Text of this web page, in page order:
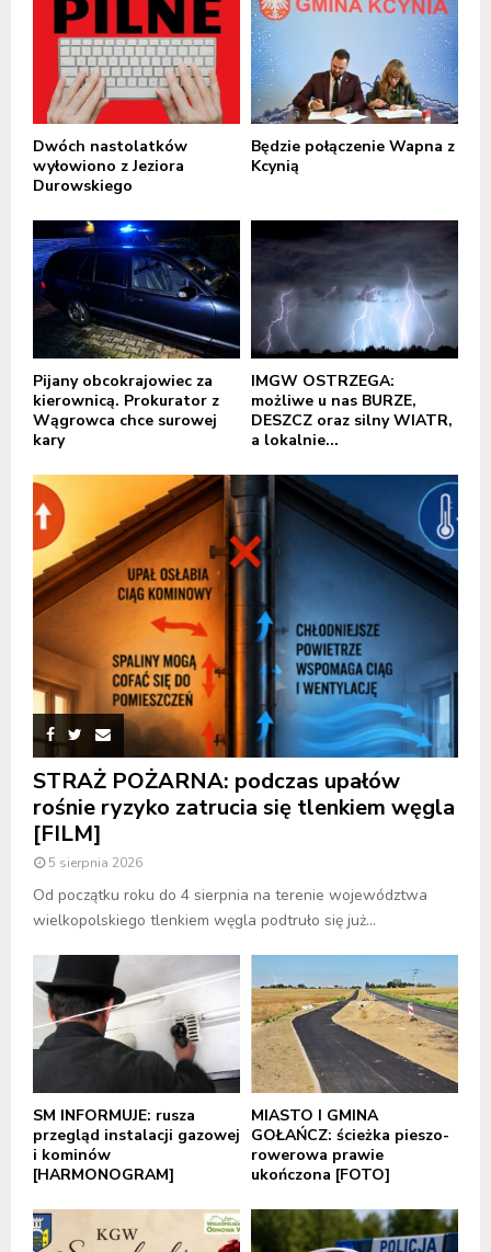
Dwóch nastolatków
wyłowiono z Jeziora
Durowskiego
Będzie połączenie Wapna z
Kcynią
Pijany obcokrajowiec za
kierownicą. Prokurator z
Wągrowca chce surowej
kary
IMGW OSTRZEGA:
możliwe u nas BURZE,
DESZCZ oraz silny WIATR,
a lokalnie...
STRAŻ POŻARNA: podczas upałów
rośnie ryzyko zatrucia się tlenkiem węgla
[FILM]
5 sierpnia 2026
Od początku roku do 4 sierpnia na terenie województwa
wielkopolskiego tlenkiem węgla podtruło się już...
SM INFORMUJE: rusza
przegląd instalacji gazowej
i kominów
[HARMONOGRAM]
MIASTO I GMINA
GOŁAŃCZ: ścieżka pieszo-
rowerowa prawie
ukończona [FOTO]